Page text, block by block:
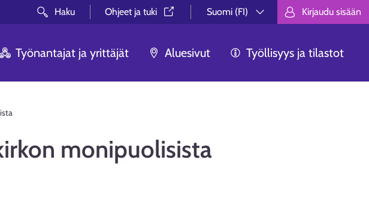
Haku Ohjeet ja tuki⁠
Suomi (FI)
Valitse kieli. Välj språk. Choose
Kirjaudu sisään
Työnantajat ja yrittäjät Aluesivut Työllisyys ja tilastot
monipuolisista